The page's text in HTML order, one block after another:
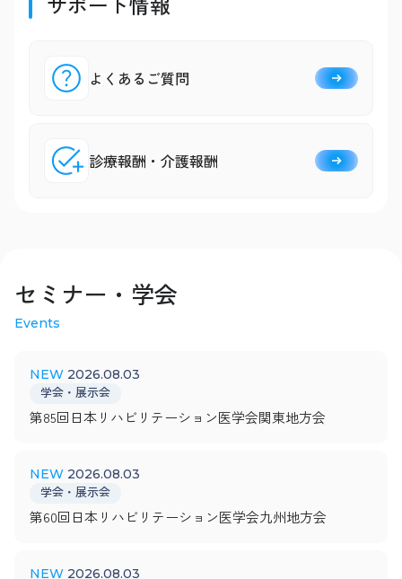
よくあるご質問
診療報酬・介護報酬
セミナー・学会
Events
2026.08.03
学会・展示会
第85回日本リハビリテーション医学会関東地方会
2026.08.03
学会・展示会
第60回日本リハビリテーション医学会九州地方会
2026.08.03